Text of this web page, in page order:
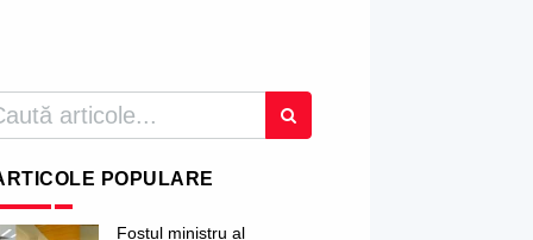
POPULARE
Fostul ministru al